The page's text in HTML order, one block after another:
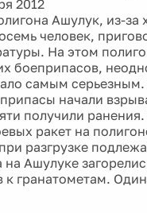
2012
Ашулук, из-за
человек,
На этом
боеприпасов,
самым
начали
получили
ракет на
разгрузке
на Ашулуке
к гранатометам.